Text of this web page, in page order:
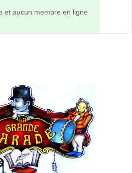
et aucun membre en ligne